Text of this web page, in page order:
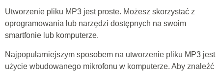
Utworzenie pliku MP3 jest proste. Możesz skorzystać z
oprogramowania lub narzędzi dostępnych na swoim
smartfonie lub komputerze.
Najpopularniejszym sposobem na utworzenie pliku MP3 jest
użycie wbudowanego mikrofonu w komputerze. Aby znaleźć